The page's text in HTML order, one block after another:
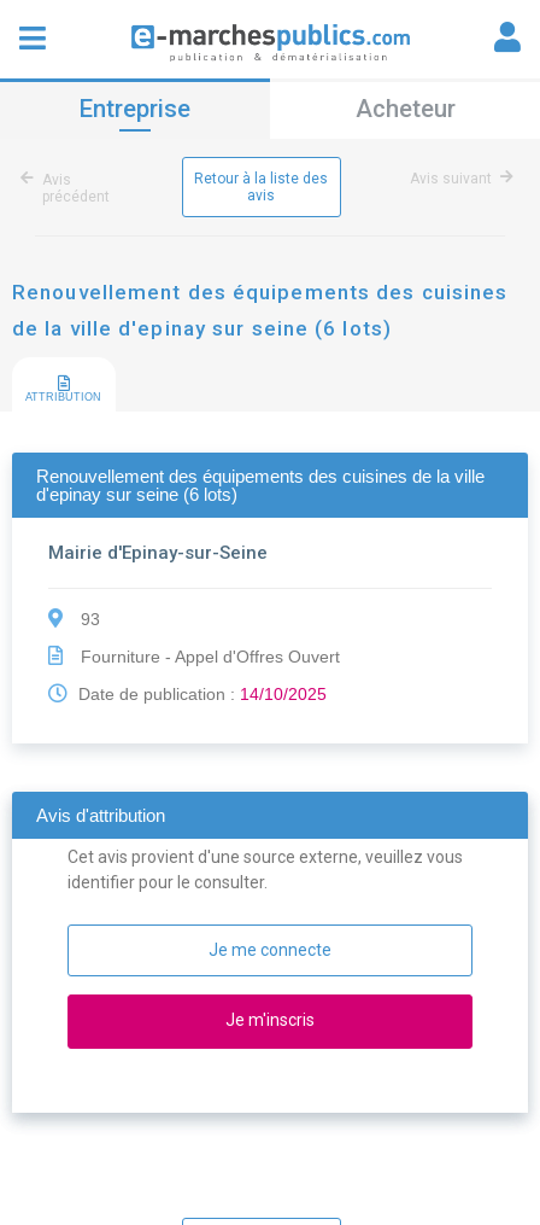
Entreprise Acheteur
Avis
précédent
Retour à la liste des
avis
Avis suivant
Renouvellement des équipements des cuisines
de la ville d'epinay sur seine (6 lots)
ATTRIBUTION
Renouvellement des équipements des cuisines de la ville
d'epinay sur seine (6 lots)
Mairie d'Epinay-sur-Seine
93
Fourniture - Appel d'Offres Ouvert
Date de publication : 14/10/2025
Avis d'attribution
Cet avis provient d'une source externe, veuillez vous
identifier pour le consulter.
Je me connecte
Je m'inscris